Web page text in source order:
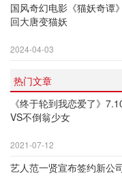
国风奇幻电影《猫妖奇谭
回大唐变猫妖
2024-04-03
热门文章
《终于轮到我恋爱了》
VS不倒翁少女
2021-07-12
艺人范一贤宣布签约新公